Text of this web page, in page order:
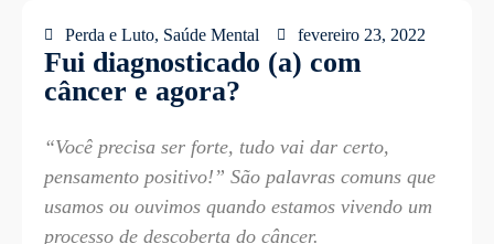
Perda e Luto, Saúde Mental fevereiro 23, 2022
Fui diagnosticado (a) com
câncer e agora?
“Você precisa ser forte, tudo vai dar certo,
pensamento positivo!” São palavras comuns que
usamos ou ouvimos quando estamos vivendo um
processo de descoberta do câncer.